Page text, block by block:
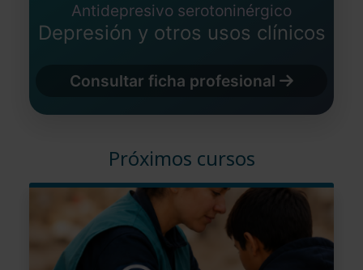
Antidepresivo serotoninérgico
Depresión y otros usos clínicos
Consultar ficha profesional
Próximos cursos